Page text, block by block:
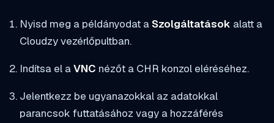
Nyisd meg a példányodat aSzolgáltatások alatt a
Cloudzy vezérlőpultban.
Indítsa el aVNC nézőt a CHR konzol eléréséhez.
Jelentkezz be ugyanazokkal az adatokkal
parancsok futtatásához vagy a hozzáférés